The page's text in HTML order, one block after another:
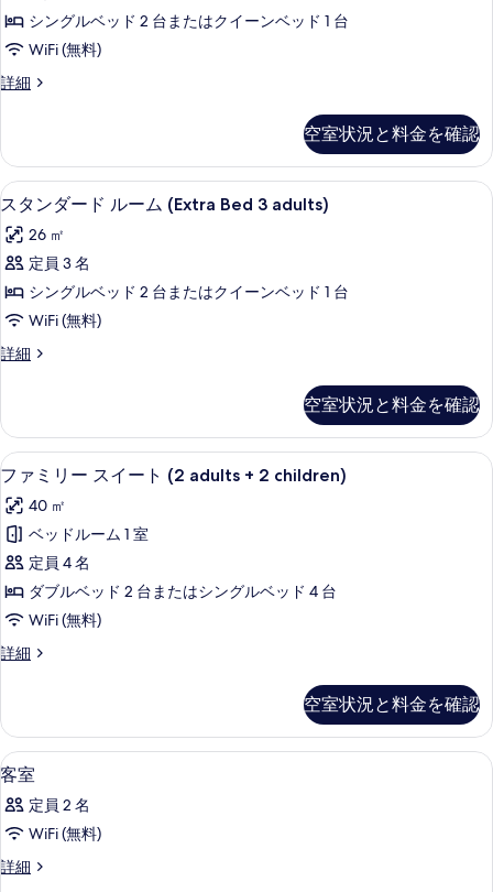
を
表
示
ド
ル
ー
(Extra
Bed
2
adults
+
1
child)
の
す
の
写
真
を
表
示
す
る
シングルベッド 2 台またはクイーンベッド 1 台
WiFi (無料)
詳細
ス
ー
ド
ル
ム
(Extra
2
adults
1
細
空室状況と料金を確認
ス
タ
ン
ダ
ー
ド
ル
ム
(Extra
Bed
3
adults)
の
す
べ
の
真
を
表
示
す
る
セレクト コンフォート製ベッド、ミ
5
スタンダード ルーム (Extra Bed 3 adults)
26 ㎡
定員 3 名
シングルベッド 2 台またはクイーンベッド 1 台
WiFi (無料)
詳細
ス
ー
ド
ル
ム
(Extra
3
adults)
の
詳
細
空室状況と料金を確認
フ
ァ
ミ
リ
ー
ス
イ
ー
(2
adults
+
2
children)
の
す
セレクト コンフォート製ベッド、ミ
8
ファミリー スイート (2 adults + 2 children)
40 ㎡
ベッドルーム 1 室
定員 4 名
ダブルベッド 2 台またはシングルベッド 4 台
WiFi (無料)
詳細
フ
ー
ス
イ
ト
(2
+
空室状況と料金を確認
客
室
の
す
べ
セレクト コンフォート製ベッド、ミ
16
客室
定員 2 名
WiFi (無料)
詳細
客